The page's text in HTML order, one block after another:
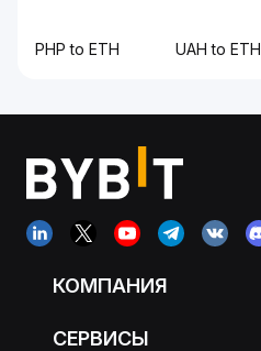
PHP to ETH UAH to ETH
КОМПАНИЯ
СЕРВИСЫ